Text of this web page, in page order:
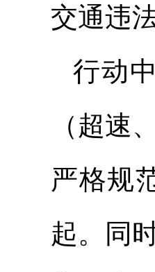
交通违
行动
（超速
严格规
起。同